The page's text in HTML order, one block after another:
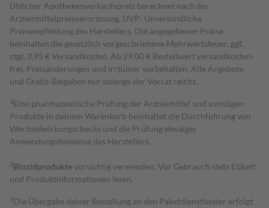
Üblicher Apothekenverkaufspreis berechnet nach der
Arzneimittelpreisverordnung. UVP: Unverbindliche
Preisempfehlung des Herstellers. Die angegebenen Preise
beinhalten die gesetzlich vorgeschriebene Mehrwertsteuer, ggf.
zzgl. 3,95 € Versandkosten. Ab 29,00 € Bestell­wert versand­kosten­
frei. Preisänderungen und Irrtümer vorbehalten. Alle Angebote
und Gratis-Beigaben nur solange der Vorrat reicht.
1 Eine pharmazeutische Prüfung der Arzneimittel und sonstigen
Produkte in deinem Warenkorb beinhaltet die Durchführung von
Wechselwirkungschecks und die Prüfung etwaiger
Anwendungshinweise des Herstellers.
2Biozidproduktevorsichtig verwenden. Vor Gebrauch stets Etikett
und Produktinformationen lesen.
3Die Übergabe deiner Bestellung an den Paketdienstleister erfolgt